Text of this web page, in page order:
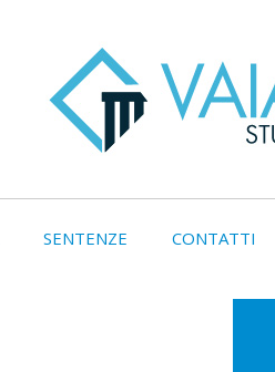
SENTENZE CONTATTI